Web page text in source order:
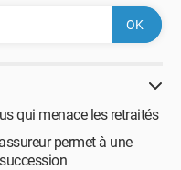
qui menace les retraités
permet à une